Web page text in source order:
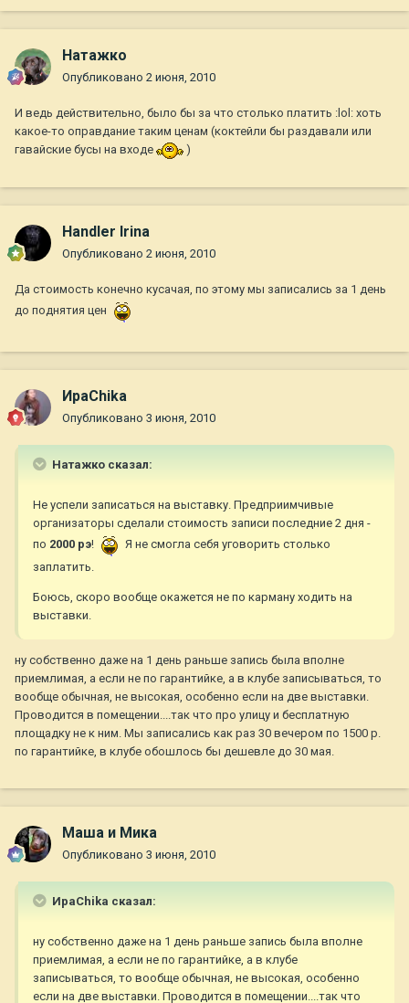
Натажко
Опубликовано 2 июня, 2010
И ведь действительно, было бы за что столько платить :lol: хоть
какое-то оправдание таким ценам (коктейли бы раздавали или
гавайские бусы на входе
)
Handler Irina
Опубликовано 2 июня, 2010
Да стоимость конечно кусачая, по этому мы записались за 1 день
до поднятия цен
ИраChika
Опубликовано 3 июня, 2010
Натажко сказал:
Не успели записаться на выставку. Предприимчивые
организаторы сделали стоимость записи последние 2 дня -
по 2000 рэ!
Я не смогла себя уговорить столько
заплатить.
Боюсь, скоро вообще окажется не по карману ходить на
выставки.
ну собственно даже на 1 день раньше запись была вполне
приемлимая, а если не по гарантийке, а в клубе записываться, то
вообще обычная, не высокая, особенно если на две выставки.
Проводится в помещении....так что про улицу и бесплатную
площадку не к ним. Мы записались как раз 30 вечером по 1500 р.
по гарантийке, в клубе обошлось бы дешевле до 30 мая.
Маша и Мика
Опубликовано 3 июня, 2010
ИраChika сказал:
ну собственно даже на 1 день раньше запись была вполне
приемлимая, а если не по гарантийке, а в клубе
записываться, то вообще обычная, не высокая, особенно
если на две выставки. Проводится в помещении....так что